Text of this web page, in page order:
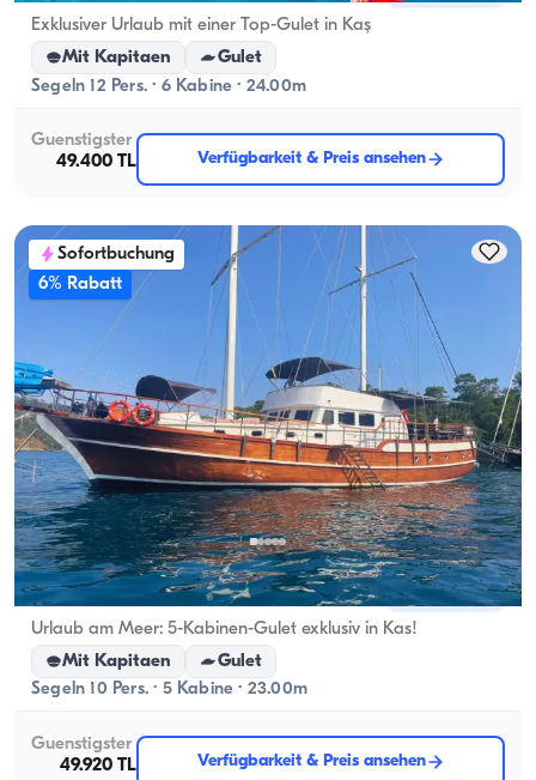
Exklusiver Urlaub mit einer Top-Gulet in Kaş
Mit Kapitaen
Gulet
Segeln 12 Pers. · 6 Kabine · 24.00m
Guenstigster
49.400 TL
Verfügbarkeit & Preis ansehen
Sofortbuchung
6% Rabatt
Kaş, Antalya Neues Boot
Urlaub am Meer: 5-Kabinen-Gulet exklusiv in Kas!
Mit Kapitaen
Gulet
Segeln 10 Pers. · 5 Kabine · 23.00m
Guenstigster
49.920 TL
Verfügbarkeit & Preis ansehen